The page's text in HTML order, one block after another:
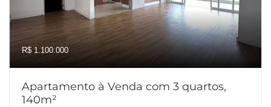
R$ 1.100.000
Apartamento à Venda com 3 quartos,
140m²